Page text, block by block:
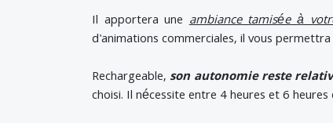
Il apportera uneambiance tamisée à
d'animations commerciales, il vous
Rechargeable, son autonomie reste
choisi. Il nécessite entre 4 heures et 6